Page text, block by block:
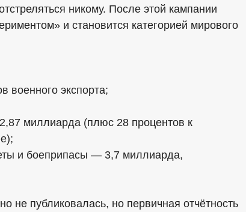
никому. После этой кампании
и становится категорией мирового
военного экспорта;
миллиарда (плюс 28 процентов к
и боеприпасы — 3,7 миллиарда,
не публиковалась, но первичная отчётность